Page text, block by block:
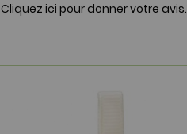
Cliquez ici pour donner votre avis.